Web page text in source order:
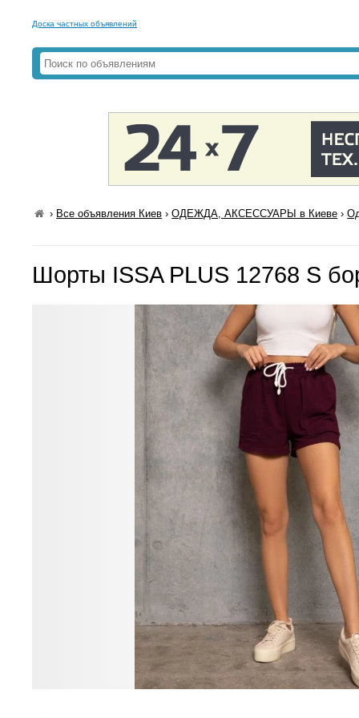
Доска частных объявлений
› Все объявления Киев ›ОДЕЖДА, АКСЕССУАРЫ в Киеве ›
Шорты ISSA PLUS 12768 S